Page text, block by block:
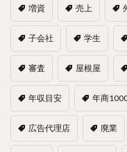
増資 売上
子会社 学生
審査 屋根屋
年収目安 年商
広告代理店 廃業